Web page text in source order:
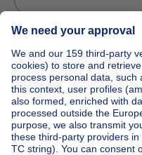
Ask
Home
Real estate